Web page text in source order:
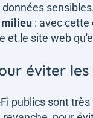
milieu : avec
et le site web
éviter
publics sont